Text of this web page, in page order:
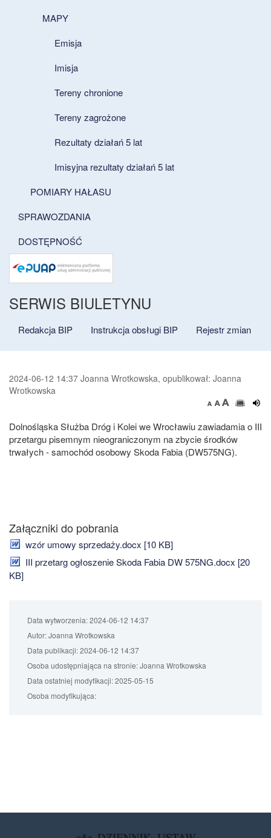
MAPY
Emisja
Imisja
Tereny chronione
Tereny zagrożone
Rezultaty działań 5 lat
Imisyjna rezultaty działań 5 lat
POMIARY HAŁASU
SPRAWOZDANIA
DOSTĘPNOŚĆ
SERWIS BIULETYNU
Redakcja BIP Instrukcja obsługi BIP Rejestr zmian
2024-06-12 14:37 Joanna Wrotkowska, opublikował: Joanna
Wrotkowska
Dolnośląska Służba Dróg i Kolei we Wrocławiu zawiadamia o III
przetargu pisemnym nieograniczonym na zbycie środków
trwałych - samochód osobowy Skoda Fabia (DW575NG).
Załączniki do pobrania
wzór umowy sprzedaży.docx [10 KB]
III przetarg ogłoszenie Skoda Fabia DW 575NG.docx [20
KB]
Data wytworzenia:2024-06-12 14:37
Autor:Joanna Wrotkowska
Data publikacji:2024-06-12 14:37
Osoba udostępniająca na stronie:Joanna Wrotkowska
Data ostatniej modyfikacji:2025-05-15
Osoba modyfikująca: